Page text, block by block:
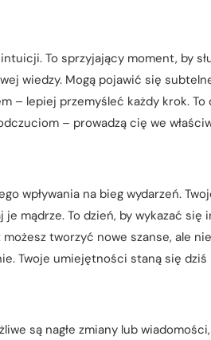
To sprzyjający moment, by
wiedzy. Mogą pojawić się
– lepiej przemyśleć każdy krok. To
– prowadzą cię we
wpływania na bieg wydarzeń.
mądrze. To dzień, by wykazać się
tworzyć nowe szanse, ale
Twoje umiejętności staną się
są nagłe zmiany lub